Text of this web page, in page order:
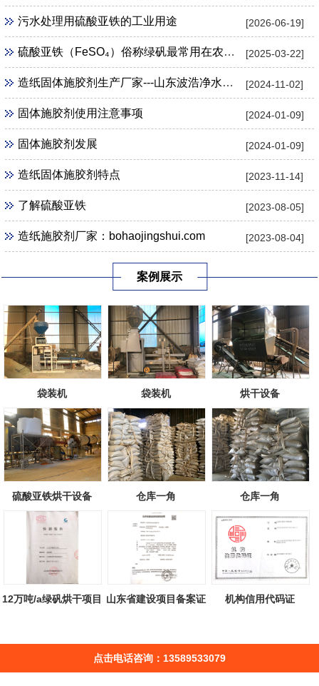
[2026-06-19]
污水处理用硫酸亚铁的工业用途
[2025-03-22]
硫酸亚铁（FeSO₄）俗称绿矾最常用在农业 、 园艺用途
[2024-11-02]
造纸固体施胶剂生产厂家---山东波浩净水科技公司
[2024-01-09]
固体施胶剂使用注意事项
[2024-01-09]
固体施胶剂发展
[2023-11-14]
造纸固体施胶剂特点
[2023-08-05]
了解硫酸亚铁
[2023-08-04]
造纸施胶剂厂家：bohaojingshui.com
案例展示
袋装机 袋装机 烘干设备
硫酸亚铁烘干设备 仓库一角 仓库一角
12万吨/a绿矾烘干项目
山东省建设项目备案证
机构信用代码证
点击电话咨询：13589533079